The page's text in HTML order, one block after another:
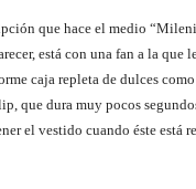
que hace el medio
está con una fan a la que
caja repleta de dulces
que dura muy pocos
el vestido cuando éste está